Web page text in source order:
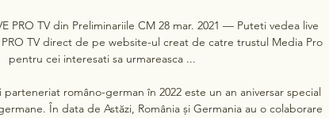
PRO TV din Preliminariile CM 28 mar. 2021 — Puteti vedea live
PRO TV direct de pe website-ul creat de catre trustul Media Pro
pentru cei interesati sa urmareasca ...
româno-german în 2022 este un an aniversar special
În data de Astăzi, România și Germania au o colaborare